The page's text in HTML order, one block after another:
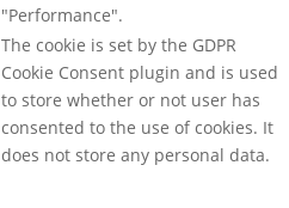
"Performance".
The cookie is set by the GDPR
Cookie Consent plugin and is used
to store whether or not user has
consented to the use of cookies. It
does not store any personal data.